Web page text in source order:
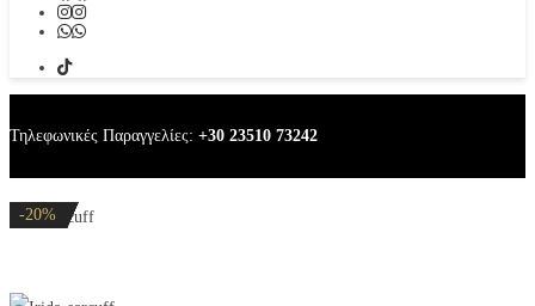
Τηλεφωνικές Παραγγελίες: +30 23510 73242
Irida earcuff
-20%
-20%
-20%
-20%
-20%